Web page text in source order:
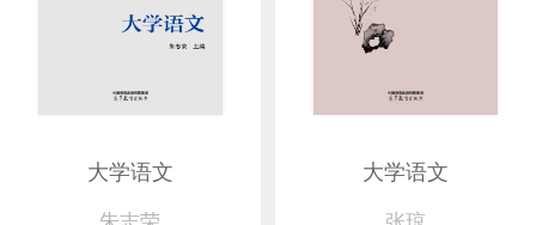
大学语文 大学语文